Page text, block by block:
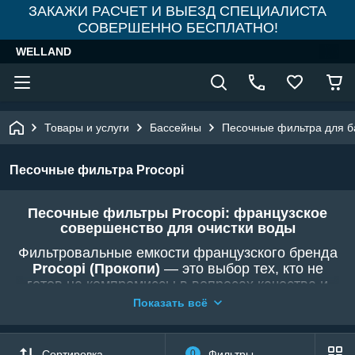
ЗАКАЖИ РАСЧЕТ И ВЫЕЗД СПЕЦИАЛИСТА
СОВЕРШЕННО БЕСПЛАТНО!
WELLAND
Товары и услуги Бассейны Песочные фильтра для
Песочные фильтра Procopi
Песочные фильтры Procopi: французское
совершенство для очистки воды
Фильтровальные емкости французского бренда
Procopi (Прокопи) — это выбор тех, кто не
готов на компромиссы в вопросах качества и
надежности. В магазине
которые обеспечивают высочайший уровень
механической очистки воды. Оборудование
Показать всё